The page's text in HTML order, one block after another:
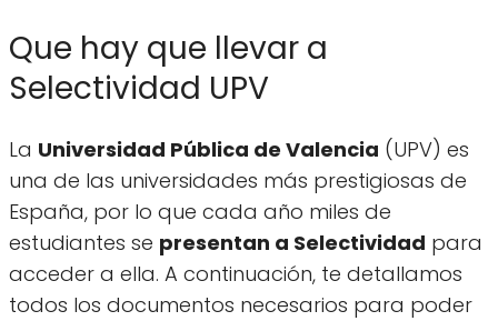
Que hay que llevar a
Selectividad UPV
La Universidad Pública de Valencia (UPV) es
una de las universidades más prestigiosas de
España, por lo que cada año miles de
estudiantes se presentan a Selectividad para
acceder a ella. A continuación, te detallamos
todos los documentos necesarios para poder